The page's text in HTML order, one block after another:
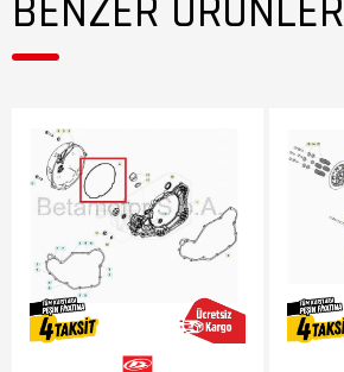
BENZER ÜRÜNLER